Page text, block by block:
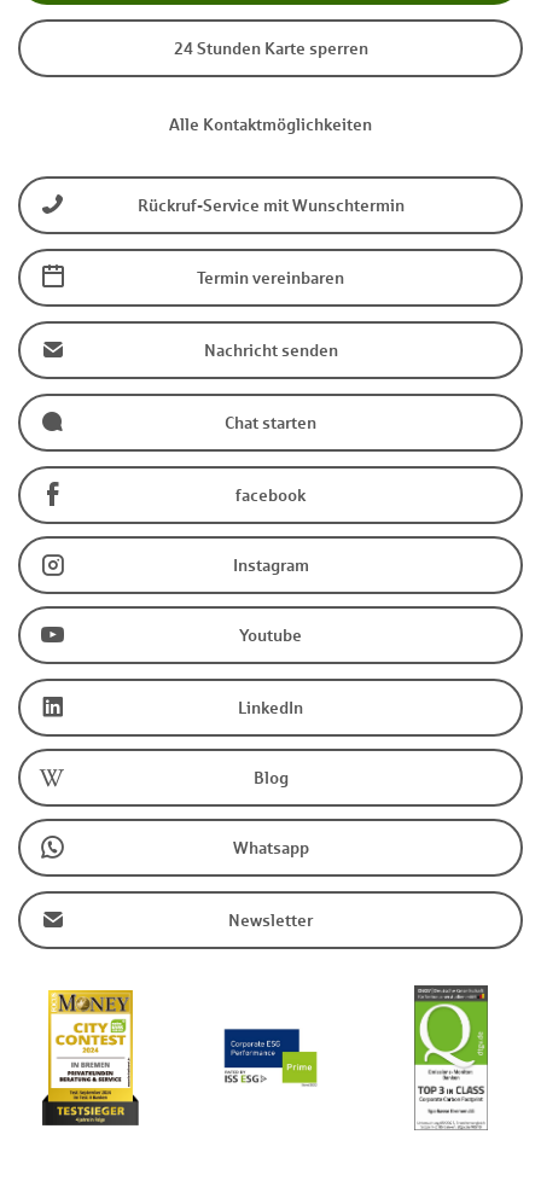
24 Stunden Karte sperren
Alle Kontaktmöglichkeiten
Rückruf-Service mit Wunschtermin
Termin vereinbaren
Nachricht senden
Chat starten
facebook
Instagram
Youtube
LinkedIn
Blog
Whatsapp
Newsletter